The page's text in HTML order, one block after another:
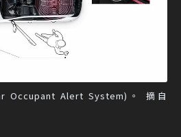
Occupant Alert System)。 摘自